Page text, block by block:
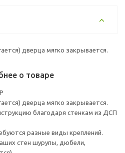
дверца мягко закрывается.
о товаре
дверца мягко закрывается.
благодаря стенкам из ДСП
разные виды креплений.
стен шурупы, дюбели,